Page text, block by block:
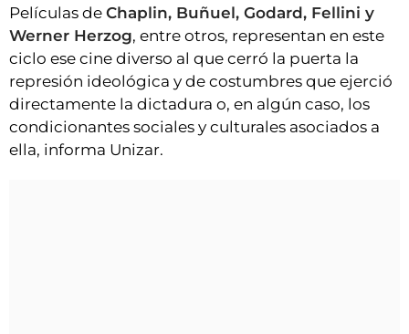
INICIAR SESIÓN
Películas de Chaplin, Buñuel, Godard, Fellini y
Werner Herzog, entre otros, representan en este
ciclo ese cine diverso al que cerró la puerta la
represión ideológica y de costumbres que ejerció
directamente la dictadura o, en algún caso, los
condicionantes sociales y culturales asociados a
ella, informa Unizar.